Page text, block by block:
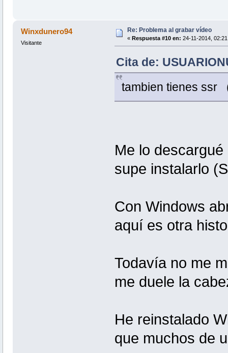
Winxdunero94
Visitante
Re: Problema al grabar vídeo
« Respuesta #10 en: 24-11-2014,
Cita de:
tambien tienes ssr
Me lo
supe instalarlo
Con Windows
aquí es otra
Todavía no me
me duele la
He reinstalado
que muchos de